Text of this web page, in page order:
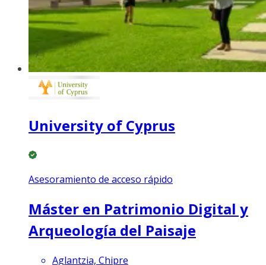
University of Cyprus
Asesoramiento de acceso rápido
Máster en Patrimonio Digital y
Arqueología del Paisaje
Aglantzia, Chipre